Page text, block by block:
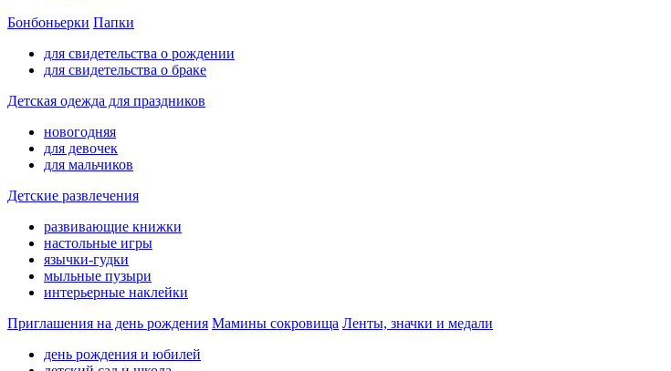
Бонбоньерки Папки
для свидетельства о рождении
для свидетельства о браке
Детская одежда для праздников
новогодняя
для девочек
для мальчиков
Детские развлечения
развивающие книжки
настольные игры
язычки-гудки
мыльные пузыри
интерьерные наклейки
Приглашения на день рождения Мамины сокровища Ленты, значки и медали
день рождения и юбилей